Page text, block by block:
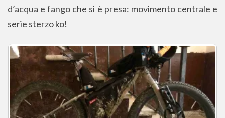
d’acqua e fango che si è presa: movimento centrale e
serie sterzo ko!